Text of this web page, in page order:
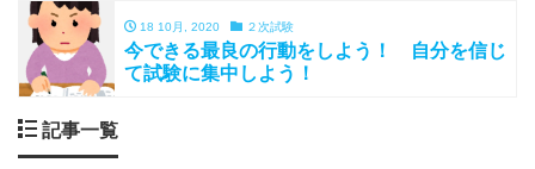
18 10月, 2020 ２次試験
今できる最良の行動をしよう！ 自分を信じ
て試験に集中しよう！
記事一覧